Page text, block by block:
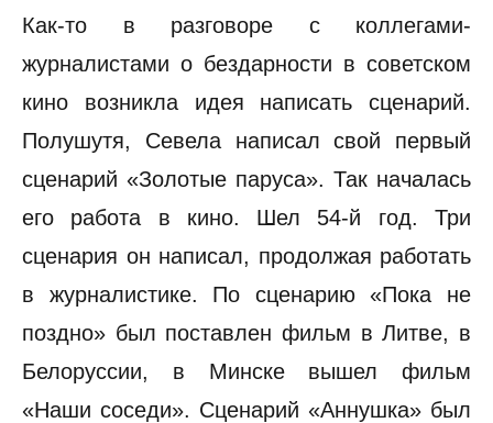
Как-то в разговоре с коллегами-
журналистами о бездарности в советском
кино возникла идея написать сценарий.
Полушутя, Севела написал свой первый
сценарий «Золотые паруса». Так началась
его работа в кино. Шел 54-й год. Три
сценария он написал, продолжая работать
в журналистике. По сценарию «Пока не
поздно» был поставлен фильм в Литве, в
Белоруссии, в Минске вышел фильм
«Наши соседи». Сценарий «Аннушка» был